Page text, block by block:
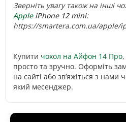
Зверніть увагу також на інші
AppleiPhone 12 mini:
https://smartera.com.ua/apple/
Купити чохол на Айфон 14 Про
просто та зручно. Оформіть
на сайті або зв’яжіться з
який месенджер.